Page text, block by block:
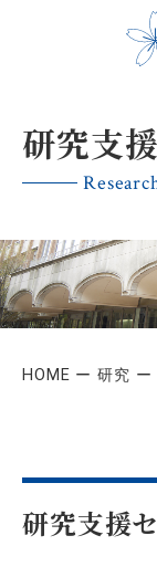
研究支
HOME 研究
研究支援